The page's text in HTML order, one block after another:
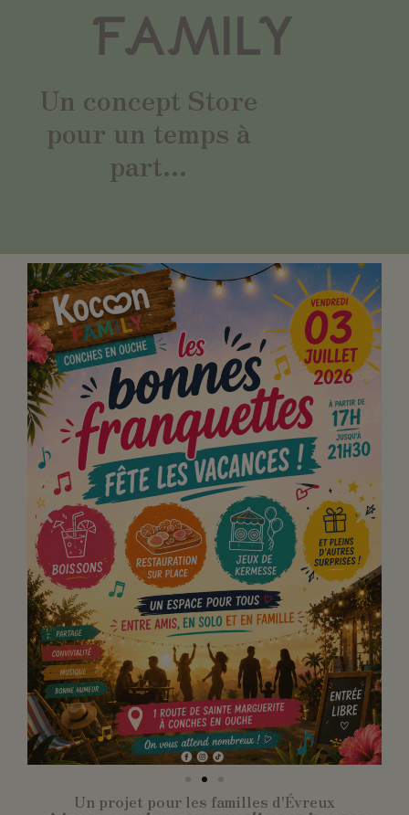
FAMILY
Un concept Store
pour un temps à
part...
Un projet pour les familles d'Évreux